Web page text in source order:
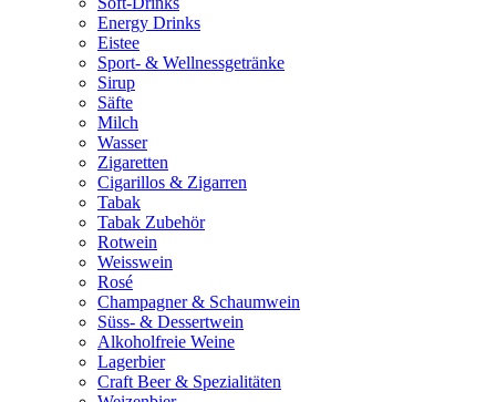
Energy Drinks
Eistee
Sport- & Wellnessgetränke
Sirup
Säfte
Milch
Wasser
Zigaretten
Cigarillos & Zigarren
Tabak
Tabak Zubehör
Rotwein
Weisswein
Rosé
Champagner & Schaumwein
Süss- & Dessertwein
Alkoholfreie Weine
Lagerbier
Craft Beer & Spezialitäten